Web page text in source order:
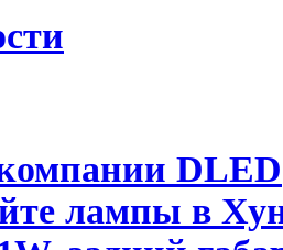
DLED
лампы в